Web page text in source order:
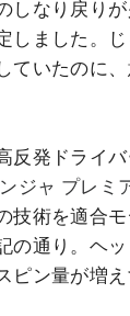
しなり戻り
しました。
ていたのに
反発ドライバ
ジャ プレミ
技術を適合
の通り。ヘ
ピン量が増え